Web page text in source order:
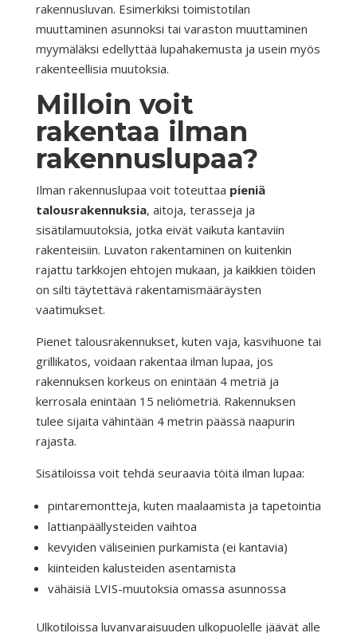
rakennusluvan. Esimerkiksi toimistotilan
muuttaminen asunnoksi tai varaston muuttaminen
myymäläksi edellyttää lupahakemusta ja usein myös
rakenteellisia muutoksia.
Milloin voit
rakentaa ilman
rakennuslupaa?
Ilman rakennuslupaa voit toteuttaa pieniä
talousrakennuksia, aitoja, terasseja ja
sisätilamuutoksia, jotka eivät vaikuta kantaviin
rakenteisiin. Luvaton rakentaminen on kuitenkin
rajattu tarkkojen ehtojen mukaan, ja kaikkien töiden
on silti täytettävä rakentamismääräysten
vaatimukset.
Pienet talousrakennukset, kuten vaja, kasvihuone tai
grillikatos, voidaan rakentaa ilman lupaa, jos
rakennuksen korkeus on enintään 4 metriä ja
kerrosala enintään 15 neliömetriä. Rakennuksen
tulee sijaita vähintään 4 metrin päässä naapurin
rajasta.
Sisätiloissa voit tehdä seuraavia töitä ilman lupaa:
pintaremontteja, kuten maalaamista ja tapetointia
lattianpäällysteiden vaihtoa
kevyiden väliseinien purkamista (ei kantavia)
kiinteiden kalusteiden asentamista
vähäisiä LVIS-muutoksia omassa asunnossa
Ulkotiloissa luvanvaraisuuden ulkopuolelle jäävät alle